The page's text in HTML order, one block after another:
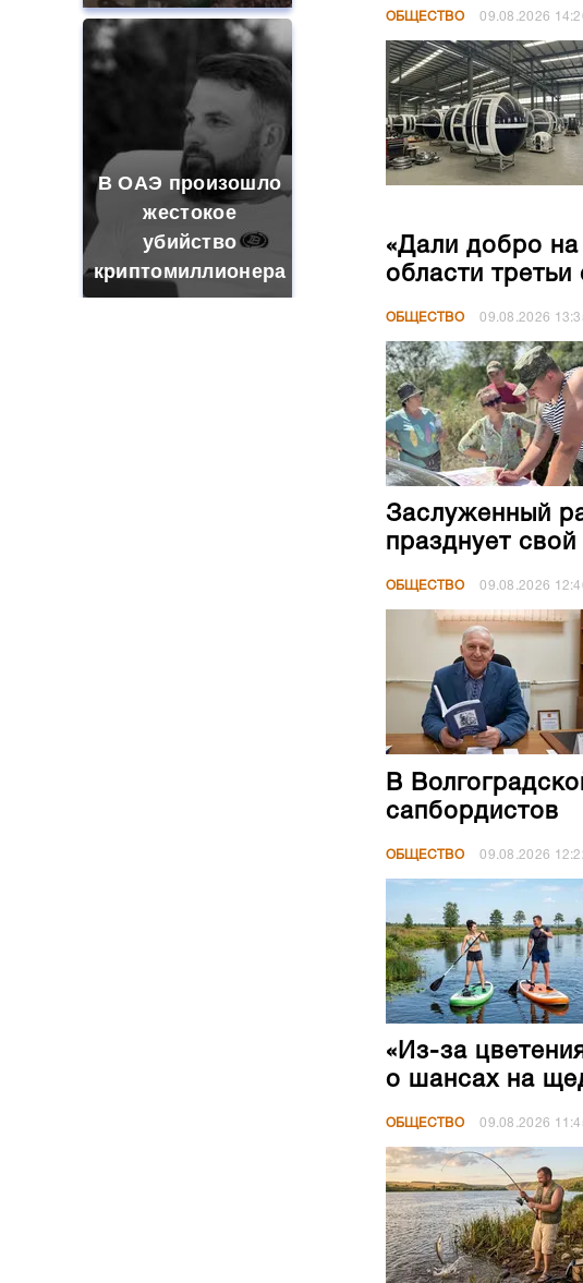
В ОАЭ произошло
жестокое
убийство
криптомиллионера
ОБЩЕСТВО 09.08.2026
«Дали добро на
области
ОБЩЕСТВО 09.08.2026
Заслуженный
празднует
ОБЩЕСТВО 09.08.2026
В
сапбордистов
ОБЩЕСТВО 09.08.2026
«Из-за
о шансах на
ОБЩЕСТВО 09.08.2026